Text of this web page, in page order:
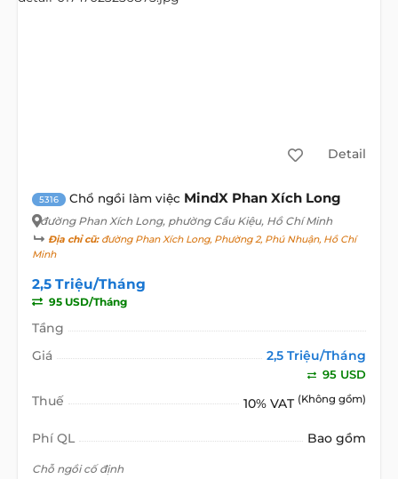
Detail
5316 Chổ ngồi làm việc MindX Phan Xích Long
đường Phan Xích Long, phường Cầu Kiệu, Hồ Chí Minh
Địa chỉ cũ:đường Phan Xích Long, Phường 2, Phú Nhuận, Hồ Chí
Minh
2,5 Triệu/Tháng
95 USD/Tháng
Tầng
Giá
2,5 Triệu/Tháng
95 USD
Thuế 10% VAT (Không gồm)
Phí QL Bao gồm
Chỗ ngồi cố định